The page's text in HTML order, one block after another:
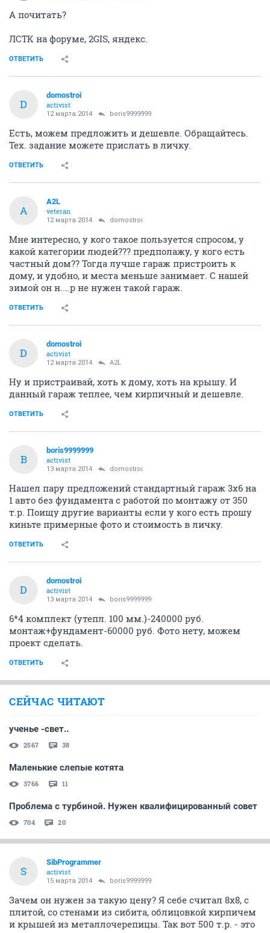
А почитать?
ЛСТК на форуме, 2GIS, яндекс.
ОТВЕТИТЬ
D
domostroi
activist
12 марта 2014 boris9999999
Есть, можем предложить и дешевле. Обращайтесь.
Тех. задание можете прислать в личку.
ОТВЕТИТЬ
A
A2L
veteran
12 марта 2014 domostroi
Мне интересно, у кого такое пользуется спросом, у
какой категории людей??? предполажу, у кого есть
частный дом?? Тогда лучше гараж пристроить к
дому, и удобно, и места меньше занимает. С нашей
зимой он н....р не нужен такой гараж.
ОТВЕТИТЬ
D
domostroi
activist
12 марта 2014 A2L
Ну и пристраивай, хоть к дому, хоть на крышу. И
данный гараж теплее, чем кирпичный и дешевле.
ОТВЕТИТЬ
B
boris9999999
activist
13 марта 2014 domostroi
Нашел пару предложений стандартный гараж 3х6 на
1 авто без фундамента с работой по монтажу от 350
т.р. Поищу другие варианты если у кого есть прошу
киньте примерные фото и стоимость в личку.
ОТВЕТИТЬ
D
domostroi
activist
13 марта 2014 boris9999999
6*4 комплект (утепл. 100 мм.)-240000 руб.
монтаж+фундамент-60000 руб. Фото нету, можем
проект сделать.
ОТВЕТИТЬ
СЕЙЧАС ЧИТАЮТ
ученье -свет..
2567 38
Маленькие слепые котята
3766 11
Проблема с турбиной. Нужен квалифицированный совет
704 20
S
SibProgrammer
activist
15 марта 2014 boris9999999
Зачем он нужен за такую цену? Я себе считал 8х8, с
плитой, со стенами из сибита, облицовкой кирпичем
и крышей из металлочерепицы. Так вот 500 т.р. - это